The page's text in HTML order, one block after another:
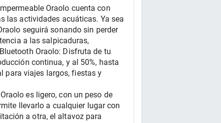
Oraolo cuenta con
las actividades acuáticas. Ya sea
seguirá sonando sin perder
a las salpicaduras,
Oraolo: Disfruta de tu
continua, y al 50%, hasta
para viajes largos, fiestas y
es ligero, con un peso de
llevarlo a cualquier lugar con
a otra, el altavoz para